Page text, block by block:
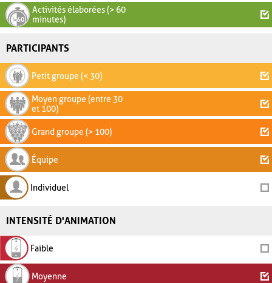
Activités élaborées (> 60
minutes)
PARTICIPANTS
Petit groupe (< 30)
Moyen groupe (entre 30
et 100)
Grand groupe (> 100)
Équipe
Individuel
INTENSITÉ D'ANIMATION
Faible
Moyenne